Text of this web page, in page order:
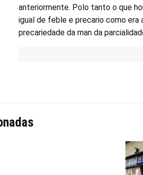
anteriormente. Polo tanto o que
igual de feble e precario como era
precariedade da man da